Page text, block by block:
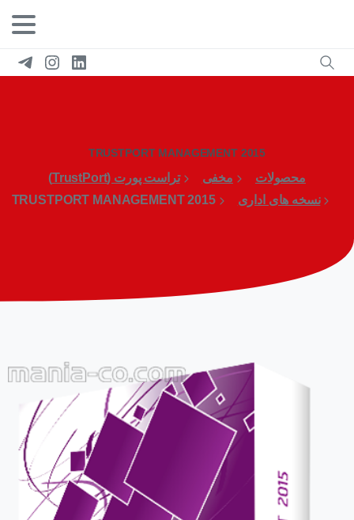
TRUSTPORT MANAGEMENT 2015
محصولات مخفی
تراست پورت (TrustPort)
نسخه های اداری
TRUSTPORT MANAGEMENT 2015